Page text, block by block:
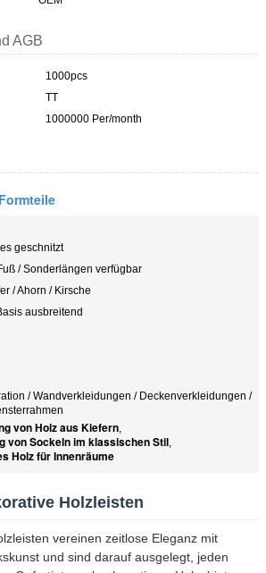
AGB
1000pcs
TT
1000000 Per/month
geschnitzt
/ Sonderlängen verfügbar
/ Ahorn / Kirsche
ausbreitend
/ Wandverkleidungen / Deckenverkleidungen /
von Holz aus Kiefern,
von Sockeln im klassischen Stil,
Holz für Innenräume
Holzleisten
vereinen zeitlose Eleganz mit
und sind darauf ausgelegt, jeden